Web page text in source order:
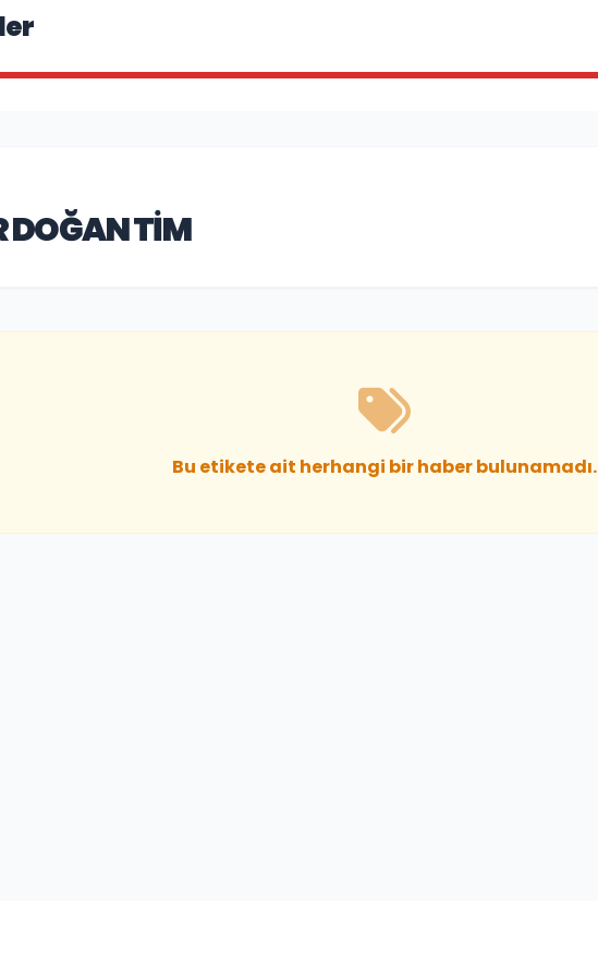
DOĞAN TIM
Bu etikete ait herhangi bir haber bulunamadı.